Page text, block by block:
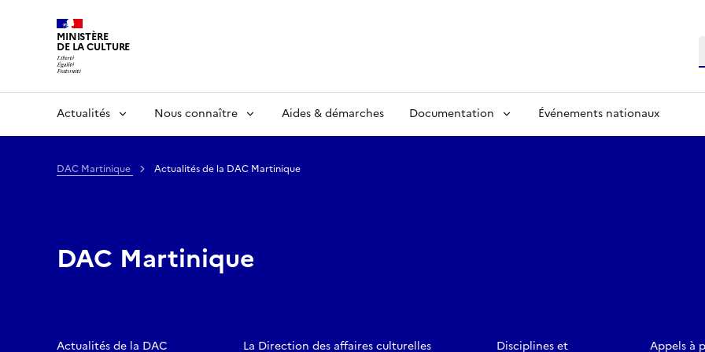
MINISTÈRE
DE LA CULTURE
Actualités Nous connaître Aides & démarches Documentation Événements nationaux
DAC Martinique Actualités de la DAC Martinique
DAC Martinique
Actualités de la DAC
La Direction des affaires culturelles
Disciplines et
Appels à